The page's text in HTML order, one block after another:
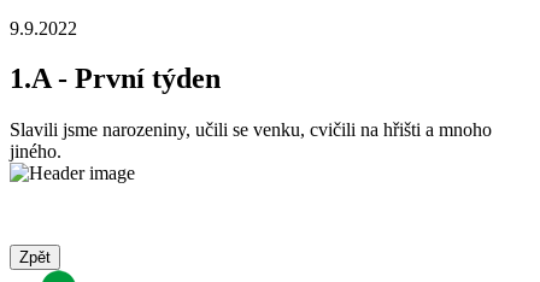
9.9.2022
1.A - První týden
Slavili jsme narozeniny, učili se venku, cvičili na hřišti a mnoho
jiného.
Zpět